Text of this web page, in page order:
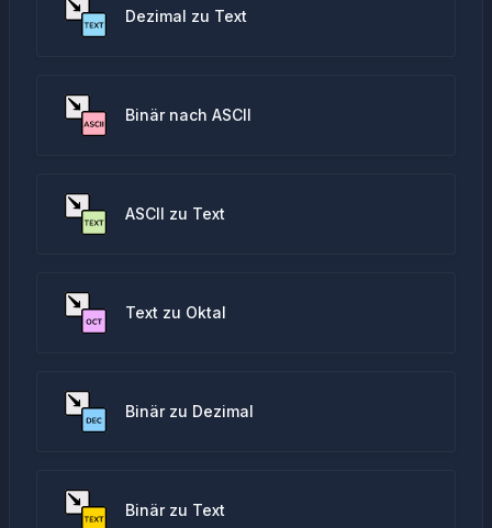
Dezimal zu Text
Binär nach ASCII
ASCII zu Text
Text zu Oktal
Binär zu Dezimal
Binär zu Text